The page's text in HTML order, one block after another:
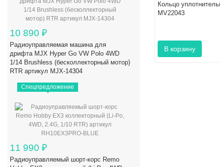
10 890 ₽
Радиоуправляемая машина для
дрифта MJX Hyper Go VW Polo 4WD
1/14 Brushless (бесколлекторный мотор)
RTR артикул MJX-14304
Спецпредложение
11 990 ₽
Радиоуправляемый шорт-корс Remo
Кольцо
MV22043